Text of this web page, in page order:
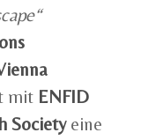
mit ENFID
Societyeine